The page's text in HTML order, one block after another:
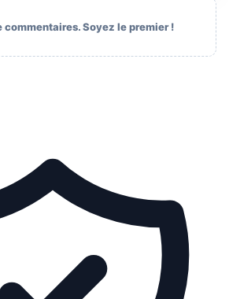
commentaires. Soyez le premier !